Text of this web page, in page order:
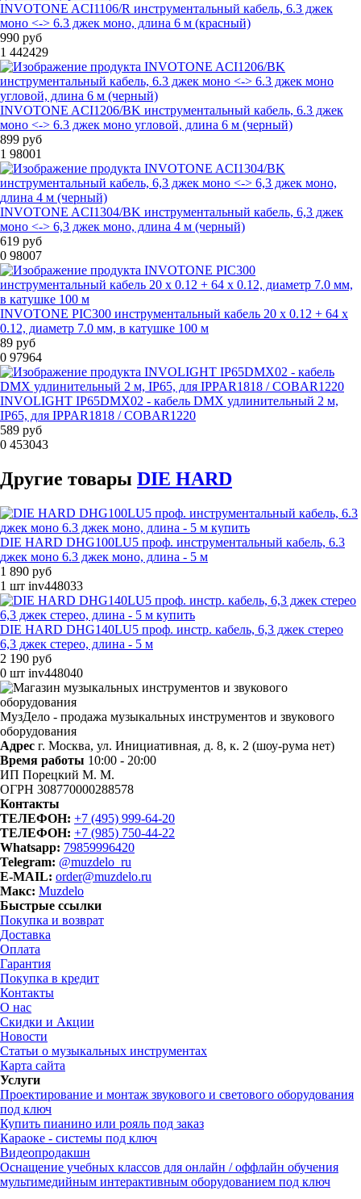
INVOTONE ACI1106/R инструментальный кабель, 6.3 джек
моно <-> 6.3 джек моно, длина 6 м (красный)
990 руб
1 442429
INVOTONE ACI1206/BK инструментальный кабель, 6.3 джек
моно <-> 6.3 джек моно угловой, длина 6 м (черный)
899 руб
1 98001
INVOTONE ACI1304/BK инструментальный кабель, 6,3 джек
моно <-> 6,3 джек моно, длина 4 м (черный)
619 руб
0 98007
INVOTONE PIC300 инструментальный кабель 20 х 0.12 + 64 х
0.12, диаметр 7.0 мм, в катушке 100 м
89 руб
0 97964
INVOLIGHT IP65DMX02 - кабель DMX удлинительный 2 м,
IP65, для IPPAR1818 / COBAR1220
589 руб
0 453043
Другие товары DIE HARD
DIE HARD DHG100LU5 проф. инструментальный кабель, 6.3
джек моно 6.3 джек моно, длина - 5 м
1 890 руб
1 шт inv448033
DIE HARD DHG140LU5 проф. инстр. кабель, 6,3 джек стерео
6,3 джек стерео, длина - 5 м
2 190 руб
0 шт inv448040
МузДело - продажа музыкальных инструментов и звукового
оборудования
Адрес г. Москва, ул. Инициативная, д. 8, к. 2 (шоу-рума нет)
Время работы 10:00 - 20:00
ИП Порецкий М. М.
ОГРН 308770000288578
Контакты
ТЕЛЕФОН: +7 (495) 999-64-20
ТЕЛЕФОН: +7 (985) 750-44-22
Whatsapp: 79859996420
Telegram: @muzdelo_ru
E-MAIL: order@muzdelo.ru
Макс: Muzdelo
Быстрые ссылки
Покупка и возврат
Доставка
Оплата
Гарантия
Покупка в кредит
Контакты
О нас
Скидки и Акции
Новости
Статьи о музыкальных инструментах
Карта сайта
Услуги
Проектирование и монтаж звукового и светового оборудования
под ключ
Купить пианино или рояль под заказ
Караоке - системы под ключ
Видеопродакшн
Оснащение учебных классов для онлайн / оффлайн обучения
мультимедийным интерактивным оборудованием под ключ